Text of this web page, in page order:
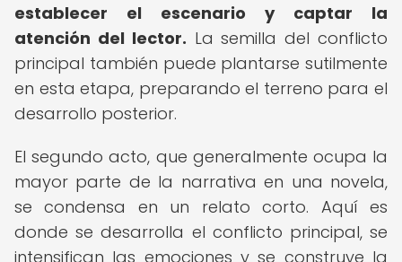
establecer el escenario y captar la
atención del lector. La semilla del conflicto
principal también puede plantarse sutilmente
en esta etapa, preparando el terreno para el
desarrollo posterior.
El segundo acto, que generalmente ocupa la
mayor parte de la narrativa en una novela,
se condensa en un relato corto. Aquí es
donde se desarrolla el conflicto principal, se
intensifican las emociones y se construye la